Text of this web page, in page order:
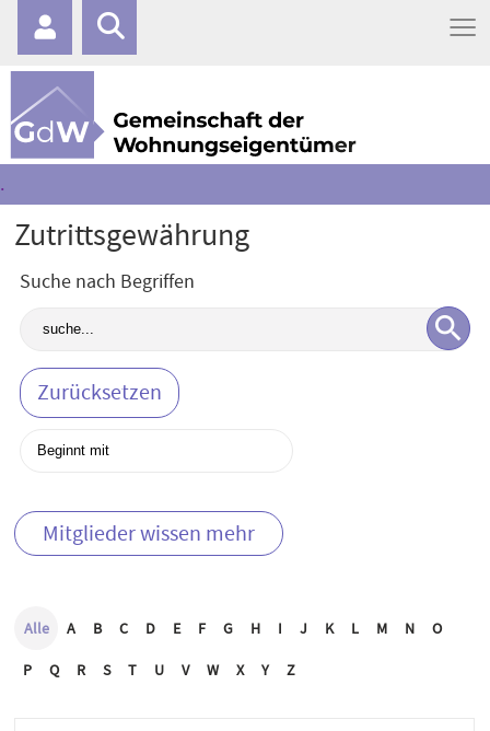
≡
.
Zutrittsgewährung
Suche nach Begriffen
Mitglieder wissen mehr
Alle A B C D E F G H I J K L M N O
P Q R S T U V W X Y Z